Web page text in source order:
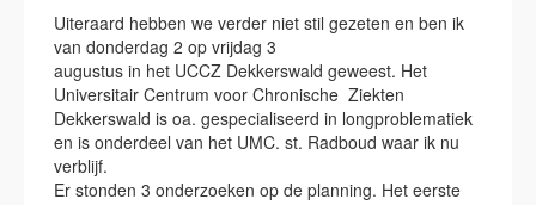
Uiteraard hebben we verder niet stil gezeten en ben ik
van donderdag 2 op vrijdag 3
augustus in het UCCZ Dekkerswald geweest. Het
Universitair Centrum voor Chronische Ziekten
Dekkerswald is oa. gespecialiseerd in longproblematiek
en is onderdeel van het UMC. st. Radboud waar ik nu
verblijf.
Er stonden 3 onderzoeken op de planning. Het eerste